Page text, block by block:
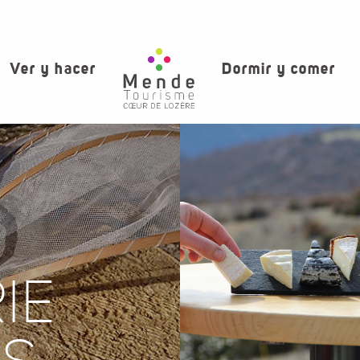
Ver y hacer Dormir y comer